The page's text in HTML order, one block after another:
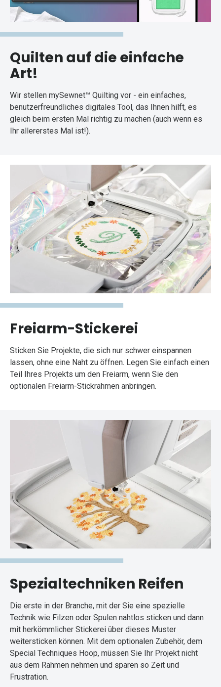
Quilten auf die einfache
Art!
Wir stellen mySewnet™ Quilting vor - ein einfaches,
benutzerfreundliches digitales Tool, das Ihnen hilft, es
gleich beim ersten Mal richtig zu machen (auch wenn es
Ihr allererstes Mal ist!).
Freiarm-Stickerei
Sticken Sie Projekte, die sich nur schwer einspannen
lassen, ohne eine Naht zu öffnen. Legen Sie einfach einen
Teil Ihres Projekts um den Freiarm, wenn Sie den
optionalen Freiarm-Stickrahmen anbringen.
Spezialtechniken Reifen
Die erste in der Branche, mit der Sie eine spezielle
Technik wie Filzen oder Spulen nahtlos sticken und dann
mit herkömmlicher Stickerei über dieses Muster
weitersticken können. Mit dem optionalen Zubehör, dem
Special Techniques Hoop, müssen Sie Ihr Projekt nicht
aus dem Rahmen nehmen und sparen so Zeit und
Frustration.